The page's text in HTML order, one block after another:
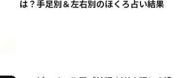
は？手足別＆左右別のほくろ占い結果